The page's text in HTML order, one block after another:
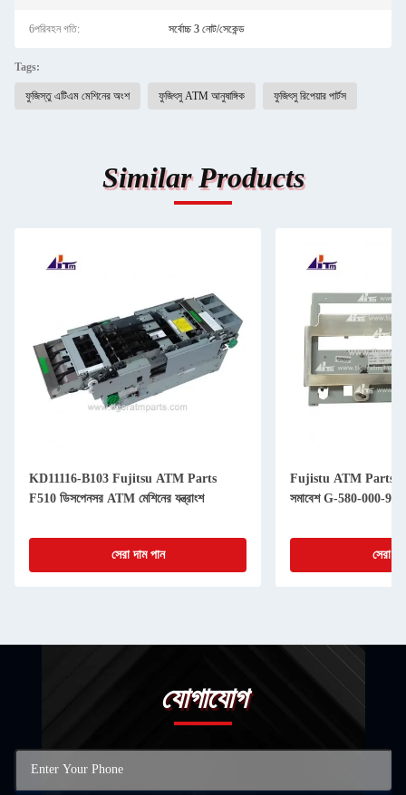
6পরিবহন গতি: সর্বোচ্চ 3 নোট/সেকেন্ড
Tags:
ফুজিস্তু এটিএম মেশিনের অংশ ফুজিৎসু ATM আনুষাঙ্গিক ফুজিৎসু রিপেয়ার পার্টস
Similar Products
KD11116-B103 Fujitsu ATM Parts
F510 ডিসপেনসর ATM মেশিনের যন্ত্রাংশ
সেরা দাম পান
Fujistu ATM Parts
সমাবেশ G-580-000-
সেরা
যোগাযোগ